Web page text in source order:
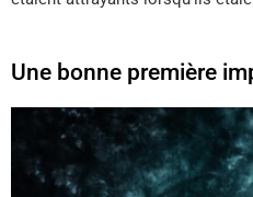
Une bonne première